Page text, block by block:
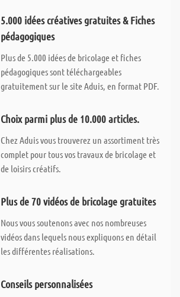
5.000 idées créatives gratuites & Fiches
pédagogiques
Plus de 5.000 idées de bricolage et fiches
pédagogiques sont téléchargeables
gratuitement sur le site Aduis, en format PDF.
Choix parmi plus de 10.000 articles.
Chez Aduis vous trouverez un assortiment très
complet pour tous vos travaux de bricolage et
de loisirs créatifs.
Plus de 70 vidéos de bricolage gratuites
Nous vous soutenons avec nos nombreuses
vidéos dans lequels nous expliquons en détail
les différentes réalisations.
Conseils personnalisées